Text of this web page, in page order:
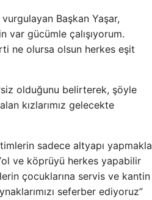
Başkan Yaşar,
var gücümle çalışıyorum.
ne olursa olsun herkes eşit
olduğunu belirterek, şöyle
kızlarımız gelecekte
sadece altyapı yapmakla
ve köprüyü herkes yapabilir
çocuklarına servis ve kantin
seferber ediyoruz”